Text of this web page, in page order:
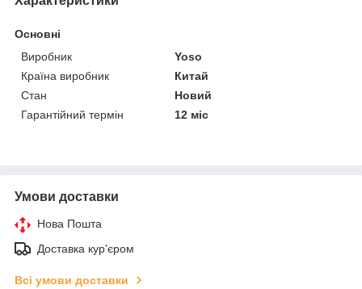
Основні
Виробник
Yoso
Країна виробник
Китай
Стан
Новий
Гарантійний термін
12 міс
Умови доставки
Нова Пошта
Доставка кур'єром
Всі умови доставки